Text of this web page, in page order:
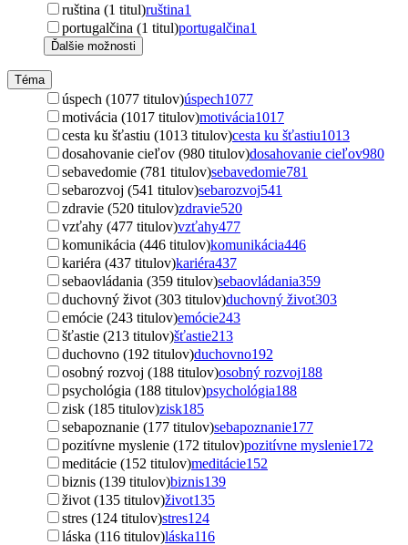
ruština (1 titul)ruština1
portugalčina (1 titul)portugalčina1
Ďalšie možnosti
Téma
úspech (1077 titulov)úspech1077
motivácia (1017 titulov)motivácia1017
cesta ku šťastiu (1013 titulov)cesta ku šťastiu1013
dosahovanie cieľov (980 titulov)dosahovanie cieľov980
sebavedomie (781 titulov)sebavedomie781
sebarozvoj (541 titulov)sebarozvoj541
zdravie (520 titulov)zdravie520
vzťahy (477 titulov)vzťahy477
komunikácia (446 titulov)komunikácia446
kariéra (437 titulov)kariéra437
sebaovládania (359 titulov)sebaovládania359
duchovný život (303 titulov)duchovný život303
emócie (243 titulov)emócie243
šťastie (213 titulov)šťastie213
duchovno (192 titulov)duchovno192
osobný rozvoj (188 titulov)osobný rozvoj188
psychológia (188 titulov)psychológia188
zisk (185 titulov)zisk185
sebapoznanie (177 titulov)sebapoznanie177
pozitívne myslenie (172 titulov)pozitívne myslenie172
meditácie (152 titulov)meditácie152
biznis (139 titulov)biznis139
život (135 titulov)život135
stres (124 titulov)stres124
láska (116 titulov)láska116